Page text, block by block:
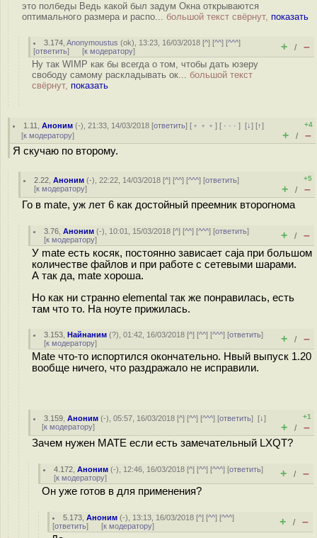
это полбеды Ведь какой был задум Окна открываются
оптимального размера и распо... большой текст свёрнут, показать
3.174 ,Anonymoustus (ok), 13:23, 16/03/2018 [^] [^^] [^^^]
[ответить] [к модератору] + / –
Ну так WIMP как бы всегда о том, чтобы дать юзеру
свободу самому раскладывать ок... большой текст
свёрнут, показать
1.11 ,Аноним (-), 21:33, 14/03/2018 [ответить] [ ﹢﹢﹢] [ · · ·][↓] [↑]
[к модератору]
+4
+ / –
Я скучаю по второму.
2.22 ,Аноним (-), 22:22, 14/03/2018 [^] [^^] [^^^] [ответить]
[к модератору]
+5
+ / –
Го в mate, уж лет 6 как достойный преемник второгнома
3.76 ,Аноним (-), 10:01, 15/03/2018 [^] [^^] [^^^] [ответить]
[к модератору] + / –
У mate есть косяк, постоянно зависает caja при большом
количестве файлов и при работе с сетевыми шарами.
А так да, mate хороша.
Но как ни странно elemental так же понравилась, есть
там что то. На ноуте прижилась.
3.153 ,Найнаним (?), 01:42, 16/03/2018 [^] [^^] [^^^] [ответить]
[к модератору] + / –
Mate что-то испортился окончательно. Нвый выпуск 1.20
вообще ничего, что раздражало не исправили.
3.159 ,Аноним (-), 05:57, 16/03/2018 [^] [^^] [^^^] [ответить][↓]
[к модератору]
+1
+ / –
Зачем нужен MATE если есть замечательный LXQT?
4.172 ,Аноним (-), 12:46, 16/03/2018 [^] [^^] [^^^] [ответить]
[к модератору] + / –
Он уже готов в для применения?
5.173 ,Аноним (-), 13:13, 16/03/2018 [^] [^^] [^^^]
[ответить] [к модератору] + / –